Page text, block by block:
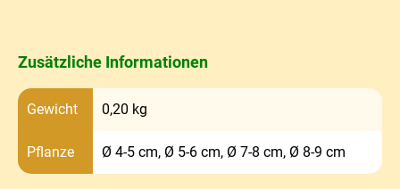
Zusätzliche Informationen
Gewicht 0,20 kg
Pflanze Ø 4-5 cm, Ø 5-6 cm, Ø 7-8 cm, Ø 8-9 cm